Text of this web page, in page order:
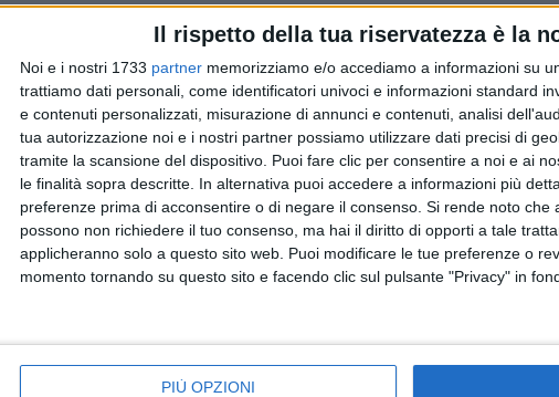
Il rispetto della tua riservatezza è la
Noi e i nostri 1733 partner memorizziamo e/o accediamo a informazioni su
trattiamo dati personali, come identificatori univoci e informazioni standard
e contenuti personalizzati, misurazione di annunci e contenuti, analisi
tua autorizzazione noi e i nostri partner possiamo utilizzare dati precisi di
tramite la scansione del dispositivo. Puoi fare clic per consentire a noi e ai
le finalità sopra descritte. In alternativa puoi accedere a informazioni più
preferenze prima di acconsentire o di negare il consenso. Si rende noto che
possono non richiedere il tuo consenso, ma hai il diritto di opporti a tale
applicheranno solo a questo sito web. Puoi modificare le tue preferenze o
momento tornando su questo sito e facendo clic sul pulsante "Privacy" in
PIÙ OPZIONI
TRASPORTI SCUOLA E LAVORO
manifestazioni sindacali
Sciopero